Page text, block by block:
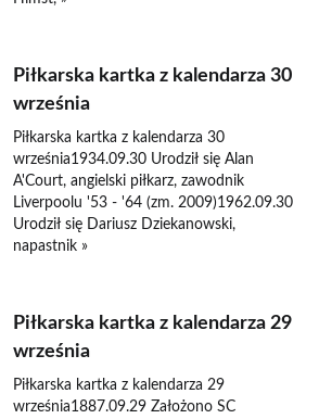
Piłkarska kartka z kalendarza 30
września
Piłkarska kartka z kalendarza 30
września1934.09.30 Urodził się Alan
A'Court, angielski piłkarz, zawodnik
Liverpoolu '53 - '64 (zm. 2009)1962.09.30
Urodził się Dariusz Dziekanowski,
napastnik »
Piłkarska kartka z kalendarza 29
września
Piłkarska kartka z kalendarza 29
września1887.09.29 Założono SC